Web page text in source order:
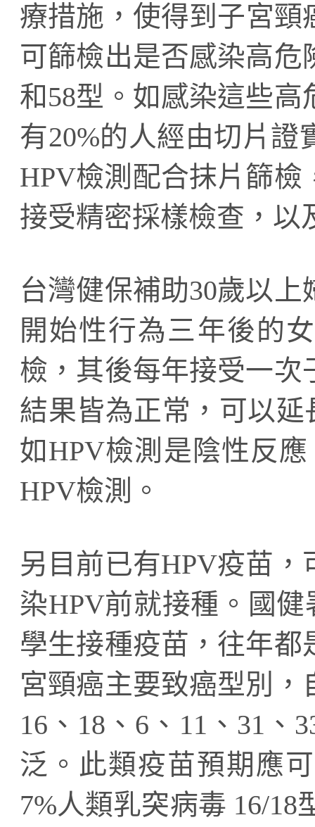
療措施，使得到子宮頸
可篩檢出是否感染高危
和58型。如感染這些
有20%的人經由切片
HPV檢測配合抹片篩
接受精密採樣檢查，以
台灣健保補助30歲以
開始性行為三年後的
檢，其後每年接受一
結果皆為正常，可以延
如HPV檢測是陰性反
HPV檢測。
另目前已有HPV疫苗
染HPV前就接種。國
學生接種疫苗，往年都
宮頸癌主要致癌型別，
16、18、6、11、31、
泛。此類疫苗預期應
7%人類乳突病毒 16/18